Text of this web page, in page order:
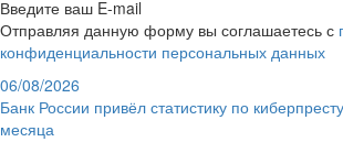
Введите ваш E-mail
Отправляя данную форму вы соглашаетесь с
конфиденциальности персональных данных
06/08/2026
Банк России привёл статистику по
месяца